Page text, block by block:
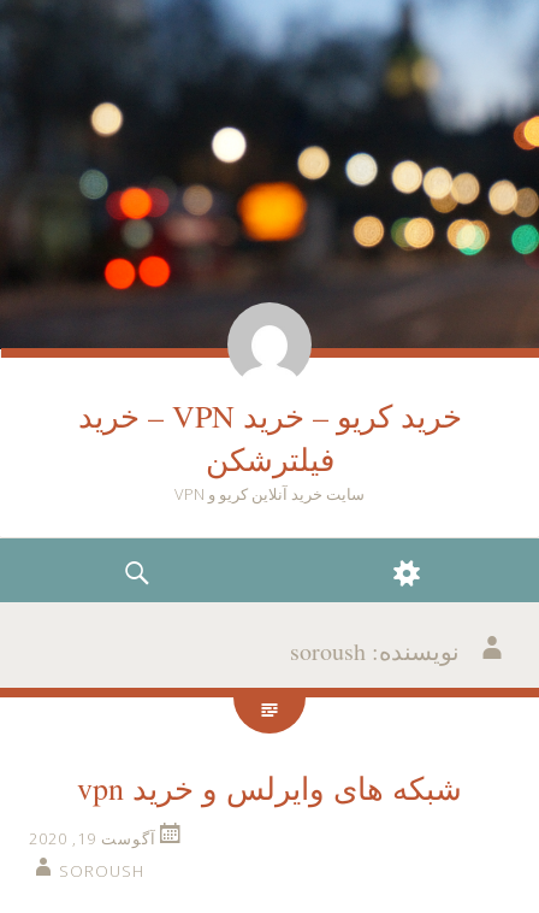
خرید کریو – خرید VPN – خرید
فیلترشکن
سایت خرید آنلاین کریو و VPN
ابزارک‌ها
جست‌وجو
نویسنده: soroush
شبکه های وایرلس و خرید vpn
آگوست 19, 2020
SOROUSH